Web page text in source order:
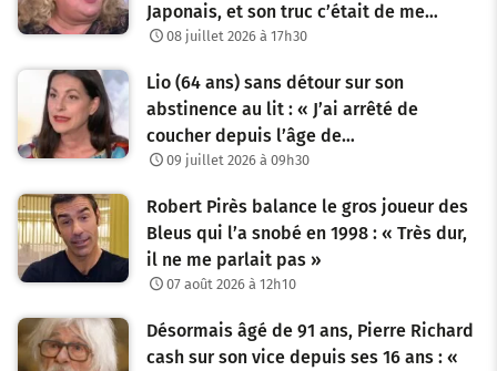
Japonais, et son truc c’était de me…
08 juillet 2026 à 17h30
Lio (64 ans) sans détour sur son
abstinence au lit : « J’ai arrêté de
coucher depuis l’âge de…
09 juillet 2026 à 09h30
Robert Pirès balance le gros joueur des
Bleus qui l’a snobé en 1998 : « Très dur,
il ne me parlait pas »
07 août 2026 à 12h10
Désormais âgé de 91 ans, Pierre Richard
cash sur son vice depuis ses 16 ans : «